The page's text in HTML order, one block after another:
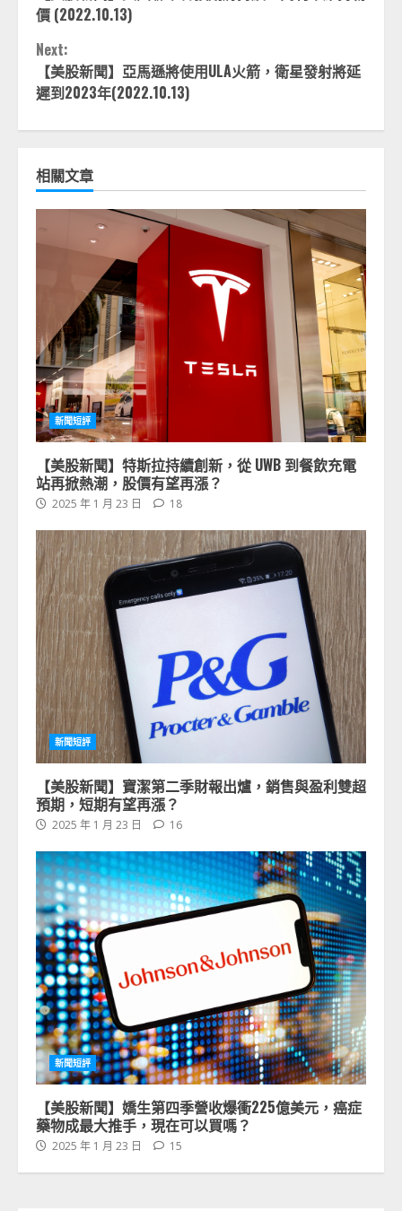
Reading
價 (2022.10.13)
Next:
【美股新聞】亞馬遜將使用ULA火箭，衛星發射將延
遲到2023年(2022.10.13)
相關文章
新聞短評
【美股新聞】特斯拉持續創新，從 UWB 到餐飲充電
站再掀熱潮，股價有望再漲？
2025 年 1 月 23 日 18
新聞短評
【美股新聞】寶潔第二季財報出爐，銷售與盈利雙超
預期，短期有望再漲？
2025 年 1 月 23 日 16
新聞短評
【美股新聞】嬌生第四季營收爆衝225億美元，癌症
藥物成最大推手，現在可以買嗎？
2025 年 1 月 23 日 15